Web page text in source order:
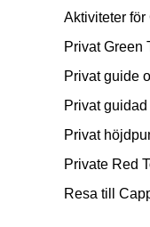
Aktiviteter
Privat Green
Privat guide
Privat
Privat
Private Red
Resa till